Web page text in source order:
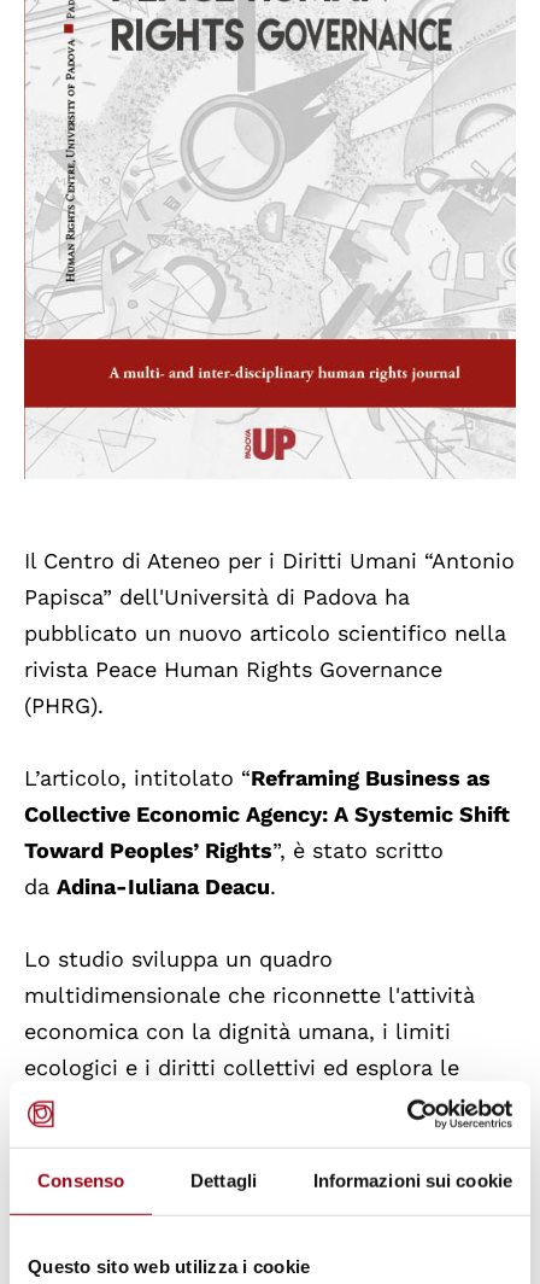
Consenso Dettagli Informazioni sui cookie
Questo sito web utilizza i cookie
Il Centro di Ateneo per i Diritti Umani “Antonio
Papisca” dell'Università di Padova ha
pubblicato un nuovo articolo scientifico nella
rivista Peace Human Rights Governance
(PHRG).
L’articolo, intitolato “Reframing Business as
Collective Economic Agency: A Systemic Shift
Toward Peoples’ Rights”, è stato scritto
da Adina-Iuliana Deacu.
Lo studio sviluppa un quadro
multidimensionale che riconnette l'attività
economica con la dignità umana, i limiti
ecologici e i diritti collettivi ed esplora le
implicazioni per i diritti dei popoli, il
multilaterale, sostenendo che reimmaginare
l'impresa come una funzione pubblica e